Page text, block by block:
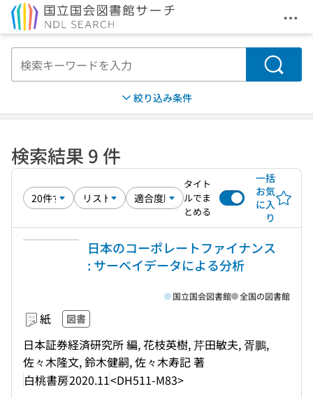
メ
検索
絞り込み条件
検索結果 9 件
タイト
ルでま
とめる
一括
お気
に入
り
日本のコーポレートファイナンス
: サーベイデータによる分析
紙 図書
日本証券経済研究所 編, 花枝英樹, 芹田敏夫, 胥鵬,
佐々木隆文, 鈴木健嗣, 佐々木寿記 著
白桃書房2020.11<DH511-M83>
国立国会図書館 全国の図書館